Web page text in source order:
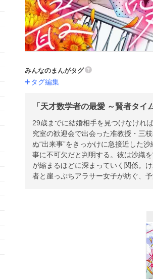
みんなのまんがタグ
タグ編集
「天才数学者の最愛 ～賢者タ
29歳までに結婚相手を見つけなけれ
究室の歓迎会で出会った准教授・三
ぬ“出来事”をきっかけに急接近した
事に不可欠だと判明する。彼は沙織
が縮まるほどに深まっていく関係。
者と崖っぷちアラサー女子が紡ぐ、